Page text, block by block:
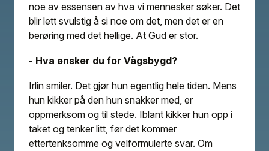
noe av essensen av hva vi mennesker søker. Det
blir lett svulstig å si noe om det, men det er en
berøring med det hellige. At Gud er stor.
- Hva ønsker du for Vågsbygd?
Irlin smiler. Det gjør hun egentlig hele tiden. Mens
hun kikker på den hun snakker med, er
oppmerksom og til stede. Iblant kikker hun opp i
taket og tenker litt, før det kommer
ettertenksomme og velformulerte svar. Om